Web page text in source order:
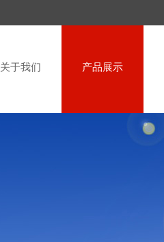
关于我们 产品展示